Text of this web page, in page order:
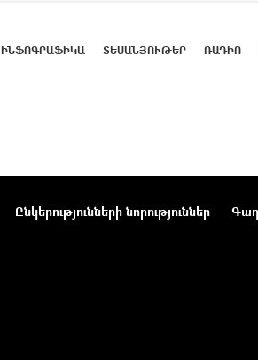
ԻՆՖՈԳՐԱՖԻԿԱ ՏԵՍԱՆՅՈՒԹԵՐ ՌԱԴԻՈ
Ընկերությունների նորություններ